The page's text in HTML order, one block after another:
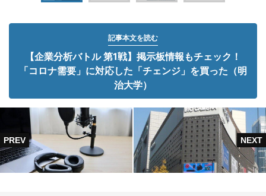
記事本文を読む
【企業分析バトル 第1戦】掲示板情報もチェック！
「コロナ需要」に対応した「チェンジ」を買った（明
治大学）